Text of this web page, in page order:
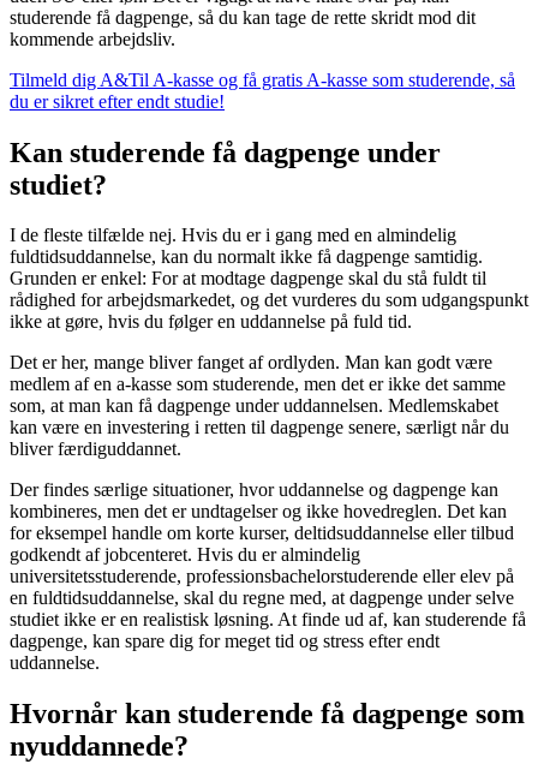
studerende få dagpenge, så du kan tage de rette skridt mod dit
kommende arbejdsliv.
Tilmeld dig A&Til A-kasse og få gratis A-kasse som studerende, så
du er sikret efter endt studie!
Kan studerende få dagpenge under
studiet?
I de fleste tilfælde nej. Hvis du er i gang med en almindelig
fuldtidsuddannelse, kan du normalt ikke få dagpenge samtidig.
Grunden er enkel: For at modtage dagpenge skal du stå fuldt til
rådighed for arbejdsmarkedet, og det vurderes du som udgangspunkt
ikke at gøre, hvis du følger en uddannelse på fuld tid.
Det er her, mange bliver fanget af ordlyden. Man kan godt være
medlem af en a-kasse som studerende, men det er ikke det samme
som, at man kan få dagpenge under uddannelsen. Medlemskabet
kan være en investering i retten til dagpenge senere, særligt når du
bliver færdiguddannet.
Der findes særlige situationer, hvor uddannelse og dagpenge kan
kombineres, men det er undtagelser og ikke hovedreglen. Det kan
for eksempel handle om korte kurser, deltidsuddannelse eller tilbud
godkendt af jobcenteret. Hvis du er almindelig
universitetsstuderende, professionsbachelorstuderende eller elev på
en fuldtidsuddannelse, skal du regne med, at dagpenge under selve
studiet ikke er en realistisk løsning. At finde ud af, kan studerende få
dagpenge, kan spare dig for meget tid og stress efter endt
uddannelse.
Hvornår kan studerende få dagpenge som
nyuddannede?